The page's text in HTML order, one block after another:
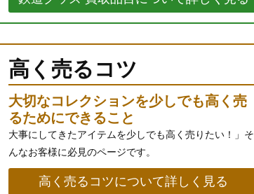
高く売るコツ
大切なコレクションを少しでも高く売
るためにできること
大事にしてきたアイテムを少しでも高く売りたい！」そ
んなお客様に必見のページです。
高く売るコツについて詳しく見る